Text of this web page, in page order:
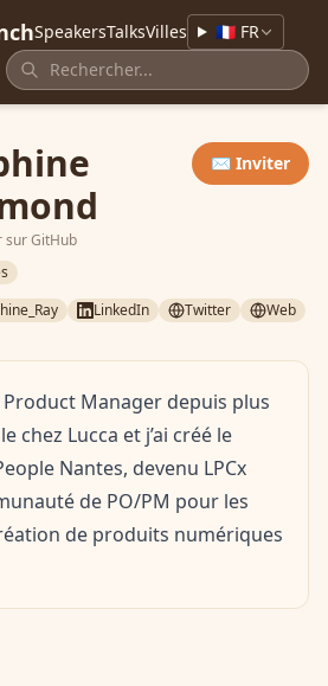
SpeakersTalksVilles 🇫🇷 FR
sur GitHub
✉️ Inviter
LinkedIn Twitter Web
Manager depuis plus
chez Lucca et j’ai créé le
Nantes, devenu LPCx
de PO/PM pour les
de produits numériques